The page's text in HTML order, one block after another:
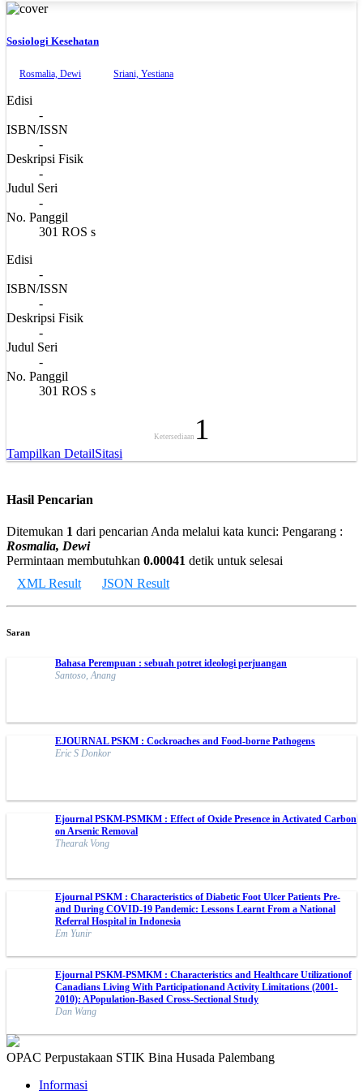
Sosiologi Kesehatan
Rosmalia, Dewi Sriani, Yestiana
Edisi
-
ISBN/ISSN
-
Deskripsi Fisik
-
Judul Seri
-
No. Panggil
301 ROS s
Edisi
-
ISBN/ISSN
-
Deskripsi Fisik
-
Judul Seri
-
No. Panggil
301 ROS s
Ketersediaan 1
Tampilkan DetailSitasi
Hasil Pencarian
Ditemukan 1 dari pencarian Anda melalui kata kunci: Pengarang :
Rosmalia, Dewi
Permintaan membutuhkan 0.00041 detik untuk selesai
XML Result
JSON Result
Saran
Bahasa Perempuan : sebuah potret ideologi perjuangan
Santoso, Anang
EJOURNAL PSKM : Cockroaches and Food-borne Pathogens
Eric S Donkor
Ejournal PSKM-PSMKM : Effect of Oxide Presence in Activated Carbon
on Arsenic Removal
Thearak Vong
Ejournal PSKM : Characteristics of Diabetic Foot Ulcer Patients Pre-
and During COVID-19 Pandemic: Lessons Learnt From a National
Referral Hospital in Indonesia
Em Yunir
Ejournal PSKM-PSMKM : Characteristics and Healthcare Utilizationof
Canadians Living With Participationand Activity Limitations (2001-
2010): APopulation-Based Cross-Sectional Study
Dan Wang
OPAC Perpustakaan STIK Bina Husada Palembang
Informasi